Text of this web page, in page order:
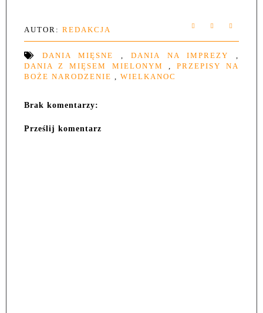
AUTOR: REDAKCJA
DANIA MIĘSNE ,DANIA NA IMPREZY,
DANIA Z MIĘSEM MIELONYM , PRZEPISY NA
BOŻE NARODZENIE , WIELKANOC
Brak komentarzy:
Prześlij komentarz